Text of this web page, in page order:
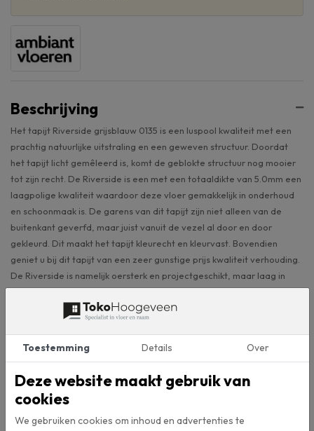
Beschrijving
Het tapijt Riverside grijsblauw 0135 is een luspool kwaliteit met een
prachtig natuurlijke uitstraling en een geweven structuur. Doordat
het tapijt licht gemêleerd is, komt de geblokte structuur nog mooier
tot zijn recht. De Riverside is een met een totaaldikte van 5.0mm een
laagpolige kwaliteit waardoor deze vloer gemakkelijk in onderhoud
en schoonmaak is. De garens van dit tapijt zijn niet alleen van de
buitenkant geverfd, maar juist vanuit de vezel al door en door
gekleurd. Dit maakt het tapijt kleurecht en kleurvast. Bovendien
geniet u bij dit tapijt van een zeer gunstige prijs kwaliteit verhouding.
De Riverside is namelijk oersterk en projectgeschikt, maar laag in
aanschaf.
Onderhoud van tapijt
In geval van tapijt is het belangrijk uw tapijt regelmatig te stofzuigen.
van het tapijt weer mooi rechtop te staan. In geval van vlekken zijn
een doek en water vaak al meer dan voldoende. Voor hardnekkige
vlekken of periodieke reiniging bieden wij in onze winkel intensief
reiniger van Co-Pro, speciaal voor tapijt en karpetten.
Toestemming Details Over
Deze website maakt gebruik van
cookies
We gebruiken cookies om inhoud en advertenties te